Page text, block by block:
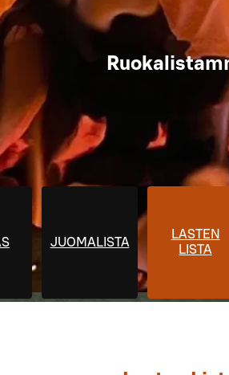
JUOMALISTA
LASTEN
LISTA